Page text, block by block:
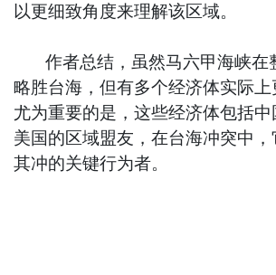
以更细致角度来理解该区域。
作者总结，虽然马六甲海峡在
略胜台海，但有多个经济体实际上
尤为重要的是，这些经济体包括中
美国的区域盟友，在台海冲突中
其冲的关键行为者。